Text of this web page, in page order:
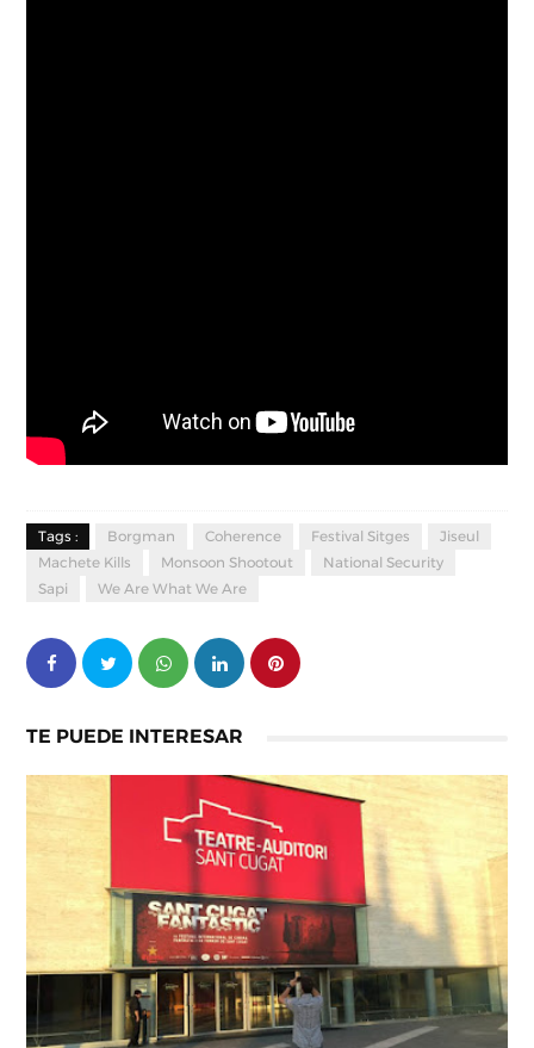
Tags : Borgman Coherence Festival Sitges
Jiseul
Machete Kills
Monsoon Shootout
National Security
Sapi
We Are What We Are
TE PUEDE INTERESAR